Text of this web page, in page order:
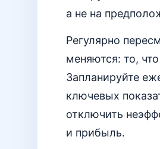
а не на
Регулярно
меняются: то,
Запланируйте
ключевых
отключить
и прибыль.